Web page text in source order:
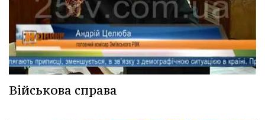
Військова справа